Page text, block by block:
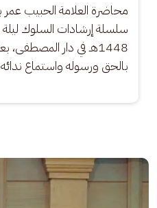
محاضرة العلامة الحبيب
1448هـ في دار
بالحق ورسوله واستماع ندائه
الصورة